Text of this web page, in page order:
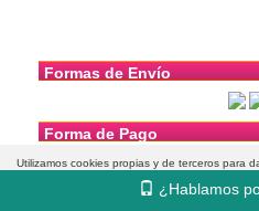
Formas de Envío
Forma de Pago
¿Hablamos
Utilizamos cookies propias y de terceros para
navegar aceptas su uso.